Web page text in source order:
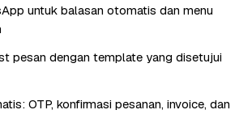
untuk balasan otomatis dan menu
pesan dengan template yang disetujui
OTP, konfirmasi pesanan, invoice, dan